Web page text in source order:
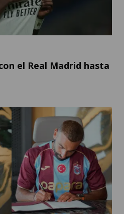
el Real Madrid hasta